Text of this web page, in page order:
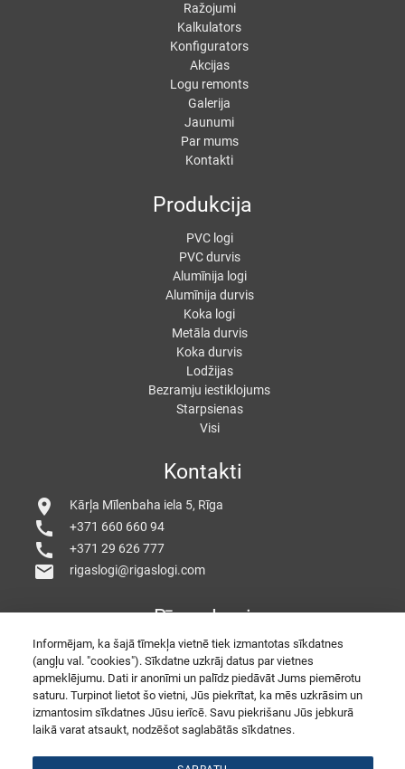
Informējam, ka šajā tīmekļa vietnē tiek izmantotas sīkdatnes
(angļu val. "cookies"). Sīkdatne uzkrāj datus par vietnes
apmeklējumu. Dati ir anonīmi un palīdz piedāvāt Jums piemērotu
saturu. Turpinot lietot šo vietni, Jūs piekrītat, ka mēs uzkrāsim un
izmantosim sīkdatnes Jūsu ierīcē. Savu piekrišanu Jūs jebkurā
laikā varat atsaukt, nodzēšot saglabātās sīkdatnes.
Ražojumi
Kalkulators
Konfigurators
Akcijas
Logu remonts
Galerija
Jaunumi
Par mums
Kontakti
Produkcija
PVC logi
PVC durvis
Alumīnija logi
Alumīnija durvis
Koka logi
Metāla durvis
Koka durvis
Lodžijas
Bezramju iestiklojums
Starpsienas
Visi
Kontakti
location_on Kārļa Mīlenbaha iela 5, Rīga
call +371 660 660 94
call +371 29 626 777
mail rigaslogi@rigaslogi.com
Rīgas Logi
© 2026 Copyright RigasLogi